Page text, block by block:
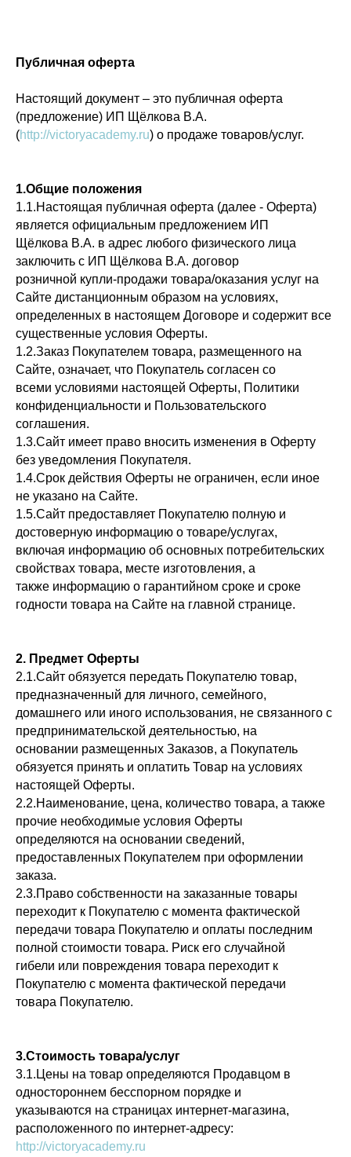
Публичная оферта
Настоящий документ – это публичная оферта
(предложение) ИП Щёлкова В.А.
(http://victoryacademy.ru) о продаже товаров/услуг.
1.Общие положения
1.1.Настоящая публичная оферта (далее - Оферта)
является официальным предложением ИП
Щёлкова В.А. в адрес любого физического лица
заключить с ИП Щёлкова В.А. договор
розничной купли-продажи товара/оказания услуг на
Сайте дистанционным образом на условиях,
определенных в настоящем Договоре и содержит все
существенные условия Оферты.
1.2.Заказ Покупателем товара, размещенного на
Сайте, означает, что Покупатель согласен со
всеми условиями настоящей Оферты, Политики
конфиденциальности и Пользовательского
соглашения.
1.3.Сайт имеет право вносить изменения в Оферту
без уведомления Покупателя.
1.4.Срок действия Оферты не ограничен, если иное
не указано на Сайте.
1.5.Сайт предоставляет Покупателю полную и
достоверную информацию о товаре/услугах,
включая информацию об основных потребительских
свойствах товара, месте изготовления, а
также информацию о гарантийном сроке и сроке
годности товара на Сайте на главной странице.
2. Предмет Оферты
2.1.Сайт обязуется передать Покупателю товар,
предназначенный для личного, семейного,
домашнего или иного использования, не связанного с
предпринимательской деятельностью, на
основании размещенных Заказов, а Покупатель
обязуется принять и оплатить Товар на условиях
настоящей Оферты.
2.2.Наименование, цена, количество товара, а также
прочие необходимые условия Оферты
определяются на основании сведений,
предоставленных Покупателем при оформлении
заказа.
2.3.Право собственности на заказанные товары
переходит к Покупателю с момента фактической
передачи товара Покупателю и оплаты последним
полной стоимости товара. Риск его случайной
гибели или повреждения товара переходит к
Покупателю с момента фактической передачи
товара Покупателю.
3.Стоимость товара/услуг
3.1.Цены на товар определяются Продавцом в
одностороннем бесспорном порядке и
указываются на страницах интернет-магазина,
расположенного по интернет-адресу:
http://victoryacademy.ru